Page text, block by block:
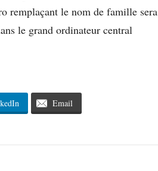
remplaçant le nom de famille sera
le grand ordinateur central
Email